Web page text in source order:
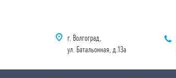
г. Волгоград,
ул. Батальонная, д.13а